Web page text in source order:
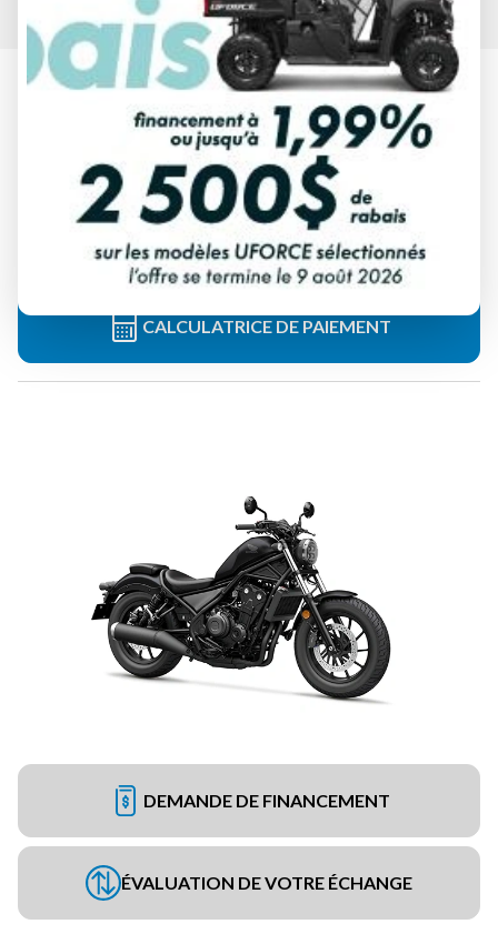
REBEL 500 ABS NOIR POUDRE À
CANON MAT MÉTALLISÉ
À partir de
8 673 $
CALCULATRICE DE PAIEMENT
DEMANDE DE FINANCEMENT
ÉVALUATION DE VOTRE ÉCHANGE